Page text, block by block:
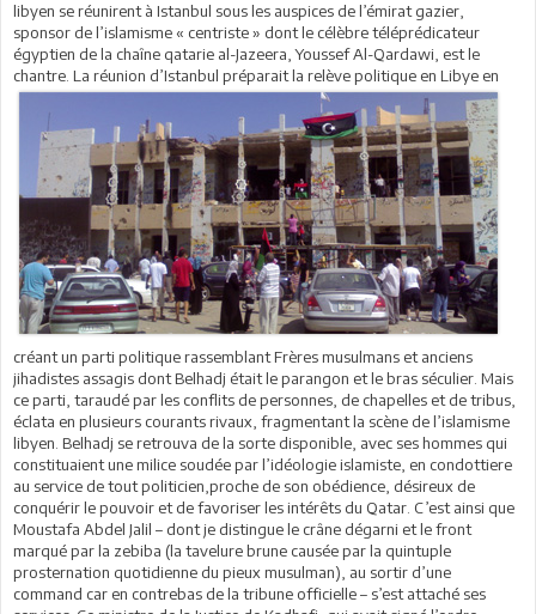
libyen se réunirent à Istanbul sous les auspices de l’émirat gazier,
sponsor de l’islamisme « centriste » dont le célèbre téléprédicateur
égyptien de la chaîne qatarie al-Jazeera, Youssef Al-Qardawi, est le
chantre. La réunion d’Istanbul préparait la relève politique en Libye en
créant un parti politique rassemblant Frères musulmans et anciens
jihadistes assagis dont Belhadj était le parangon et le bras séculier. Mais
ce parti, taraudé par les conflits de personnes, de chapelles et de tribus,
éclata en plusieurs courants rivaux, fragmentant la scène de l’islamisme
libyen. Belhadj se retrouva de la sorte disponible, avec ses hommes qui
constituaient une milice soudée par l’idéologie islamiste, en condottiere
au service de tout politicien,proche de son obédience, désireux de
conquérir le pouvoir et de favoriser les intérêts du Qatar. C’est ainsi que
Moustafa Abdel Jalil – dont je distingue le crâne dégarni et le front
marqué par la zebiba (la tavelure brune causée par la quintuple
prosternation quotidienne du pieux musulman), au sortir d’une
command car en contrebas de la tribune officielle – s’est attaché ses